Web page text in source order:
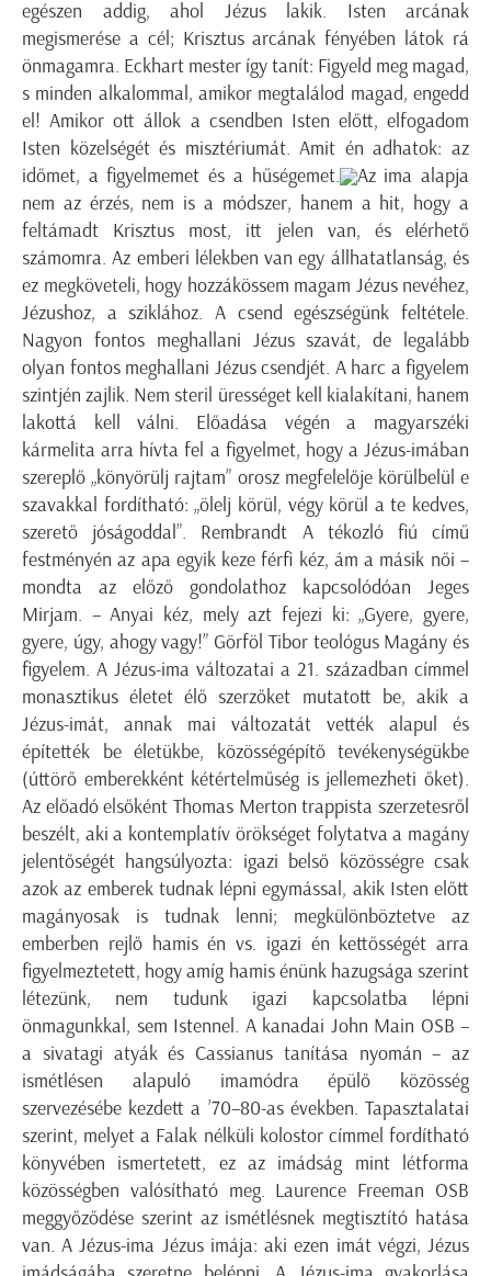
egészen addig, ahol Jézus lakik. Isten arcának
megismerése a cél; Krisztus arcának fényében látok rá
önmagamra. Eckhart mester így tanít: Figyeld meg magad,
s minden alkalommal, amikor megtalálod magad, engedd
el! Amikor ott állok a csendben Isten előtt, elfogadom
Isten közelségét és misztériumát. Amit én adhatok: az
időmet, a figyelmemet és a hűségemet.
Az ima alapja
nem az érzés, nem is a módszer, hanem a hit, hogy a
feltámadt Krisztus most, itt jelen van, és elérhető
számomra. Az emberi lélekben van egy állhatatlanság, és
ez megköveteli, hogy hozzákössem magam Jézus nevéhez,
Jézushoz, a sziklához. A csend egészségünk feltétele.
Nagyon fontos meghallani Jézus szavát, de legalább
olyan fontos meghallani Jézus csendjét. A harc a figyelem
szintjén zajlik. Nem steril ürességet kell kialakítani, hanem
lakottá kell válni. Előadása végén a magyarszéki
kármelita arra hívta fel a figyelmet, hogy a Jézus-imában
szereplő „könyörülj rajtam” orosz megfelelője körülbelül e
szavakkal fordítható: „ölelj körül, végy körül a te kedves,
szerető jóságoddal”. Rembrandt A tékozló fiú című
festményén az apa egyik keze férfi kéz, ám a másik női –
mondta az előző gondolathoz kapcsolódóan Jeges
Mirjam. – Anyai kéz, mely azt fejezi ki: „Gyere, gyere,
gyere, úgy, ahogy vagy!” Görföl Tibor teológus Magány és
figyelem. A Jézus-ima változatai a 21. században címmel
monasztikus életet élő szerzőket mutatott be, akik a
Jézus-imát, annak mai változatát vették alapul és
építették be életükbe, közösségépítő tevékenységükbe
(úttörő emberekként kétértelműség is jellemezheti őket).
Az előadó elsőként Thomas Merton trappista szerzetesről
beszélt, aki a kontemplatív örökséget folytatva a magány
jelentőségét hangsúlyozta: igazi belső közösségre csak
azok az emberek tudnak lépni egymással, akik Isten előtt
magányosak is tudnak lenni; megkülönböztetve az
emberben rejlő hamis én vs. igazi én kettősségét arra
figyelmeztetett, hogy amíg hamis énünk hazugsága szerint
létezünk, nem tudunk igazi kapcsolatba lépni
önmagunkkal, sem Istennel. A kanadai John Main OSB –
a sivatagi atyák és Cassianus tanítása nyomán – az
ismétlésen alapuló imamódra épülő közösség
szervezésébe kezdett a ’70–80-as években. Tapasztalatai
szerint, melyet a Falak nélküli kolostor címmel fordítható
könyvében ismertetett, ez az imádság mint létforma
közösségben valósítható meg. Laurence Freeman OSB
meggyőződése szerint az ismétlésnek megtisztító hatása
van. A Jézus-ima Jézus imája: aki ezen imát végzi, Jézus